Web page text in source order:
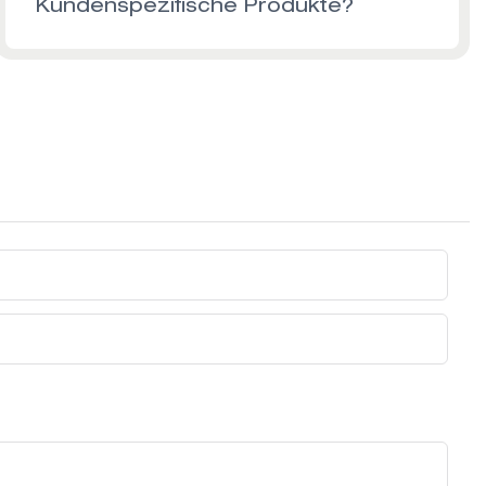
Kundenspezifische Produkte?